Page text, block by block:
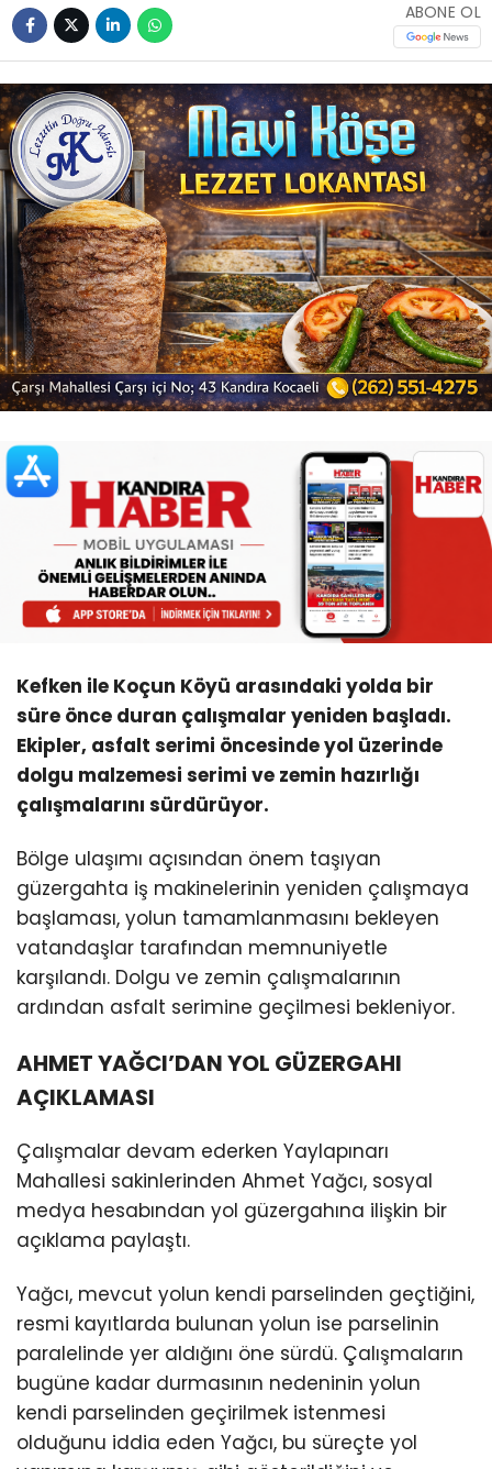
ABONE OL
Kefken ile Koçun Köyü arasındaki yolda bir
süre önce duran çalışmalar yeniden başladı.
Ekipler, asfalt serimi öncesinde yol üzerinde
dolgu malzemesi serimi ve zemin hazırlığı
çalışmalarını sürdürüyor.
Bölge ulaşımı açısından önem taşıyan
güzergahta iş makinelerinin yeniden çalışmaya
başlaması, yolun tamamlanmasını bekleyen
vatandaşlar tarafından memnuniyetle
karşılandı. Dolgu ve zemin çalışmalarının
ardından asfalt serimine geçilmesi bekleniyor.
AHMET YAĞCI’DAN YOL GÜZERGAHI
AÇIKLAMASI
Çalışmalar devam ederken Yaylapınarı
Mahallesi sakinlerinden Ahmet Yağcı, sosyal
medya hesabından yol güzergahına ilişkin bir
açıklama paylaştı.
Yağcı, mevcut yolun kendi parselinden geçtiğini,
resmi kayıtlarda bulunan yolun ise parselinin
paralelinde yer aldığını öne sürdü. Çalışmaların
bugüne kadar durmasının nedeninin yolun
kendi parselinden geçirilmek istenmesi
olduğunu iddia eden Yağcı, bu süreçte yol